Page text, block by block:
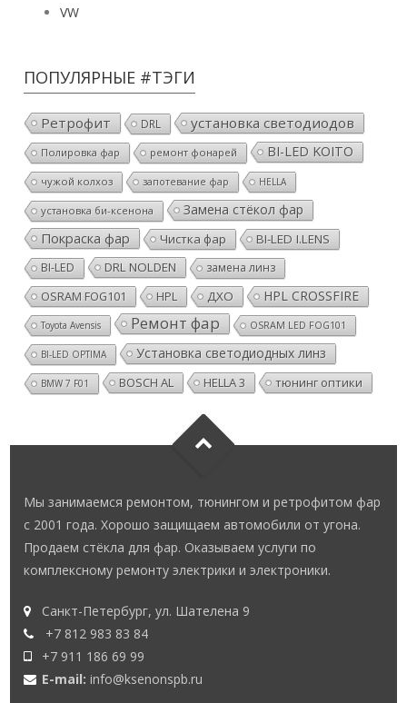
VW
ПОПУЛЯРНЫЕ #ТЭГИ
Ретрофит DRL установка светодиодов
Полировка фар ремонт фонарей BI-LED KOITO
чужой колхоз запотевание фар HELLA
установка би-ксенона Замена стёкол фар
Покраска фар Чистка фар BI-LED I.LENS
BI-LED DRL NOLDEN замена линз
OSRAM FOG101 HPL ДХО HPL CROSSFIRE
Toyota Avensis Ремонт фар OSRAM LED FOG101
BI-LED OPTIMA Установка светодиодных линз
BMW 7 F01 BOSCH AL HELLA 3 тюнинг оптики
Мы занимаемся ремонтом, тюнингом и ретрофитом фар
с 2001 года. Хорошо защищаем автомобили от угона.
Продаем стёкла для фар. Оказываем услуги по
комплексному ремонту электрики и электроники.
Санкт-Петербург, ул. Шателена 9
+7 812 983 83 84
+7 911 186 69 99
E-mail:info@ksenonspb.ru